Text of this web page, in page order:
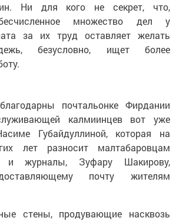
Ни для кого не секрет, что,
множество дел у
за их труд оставляет желать
безусловно, ищет более
почтальонке Фирдании
калмиинцев вот уже
Губайдуллиной, которая на
лет разносит малтабаровцам
и журналы, Зуфару Шакирову,
почту жителям
стены, продувающие насквозь